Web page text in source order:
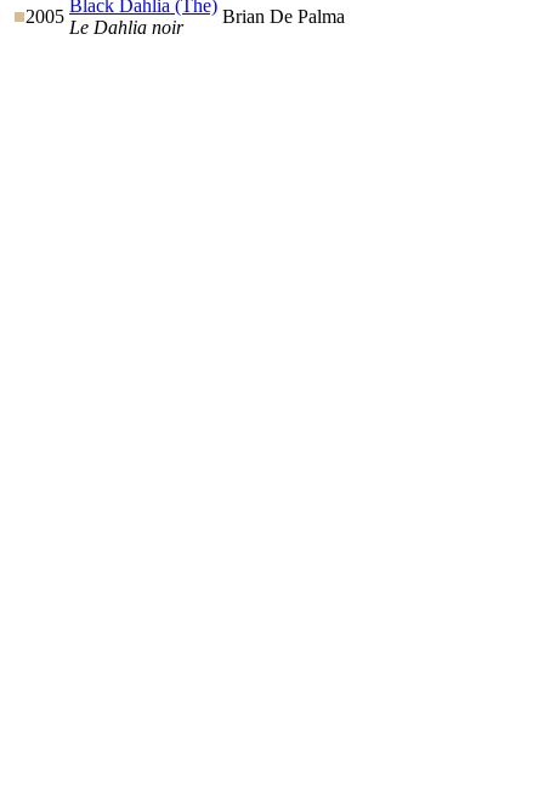
2005
Black Dahlia (The)
Le Dahlia noir
Brian De Palma